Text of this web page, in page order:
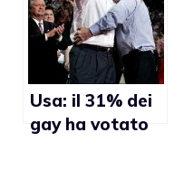
Usa: il 31% dei
gay ha votato